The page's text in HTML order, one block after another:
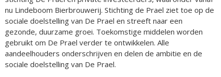
nu Lindeboom Bierbrouwerij. Stichting de Prael ziet toe op de
sociale doelstelling van De Prael en streeft naar een
gezonde, duurzame groei. Toekomstige middelen worden
gebruikt om De Prael verder te ontwikkelen. Alle
aandeelhouders onderschrijven en delen de ambitie en de
sociale doelstelling van De Prael.